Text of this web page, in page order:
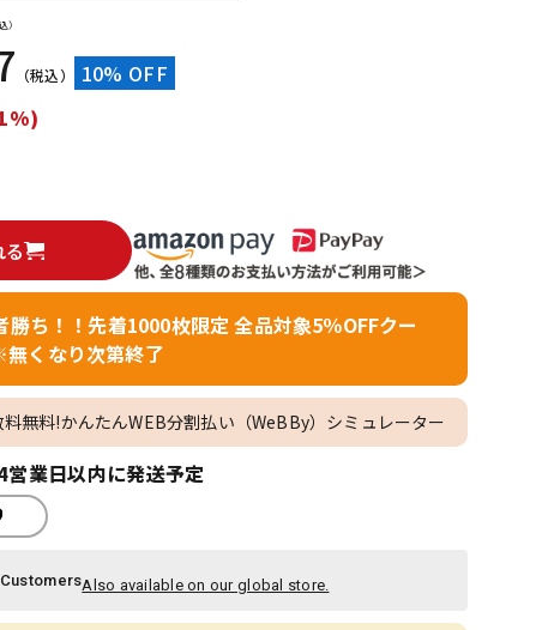
）
（税込） 10% OFF
る
勝ち！！先着1000枚限定 全品対象5％OFFクー
くなり次第終了
無料!かんたんWEB分割払い（WeBBy）シミュレーター
業日以内に発送予定
Also available on our global store.